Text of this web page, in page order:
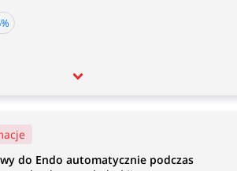
do Endo automatycznie podczas